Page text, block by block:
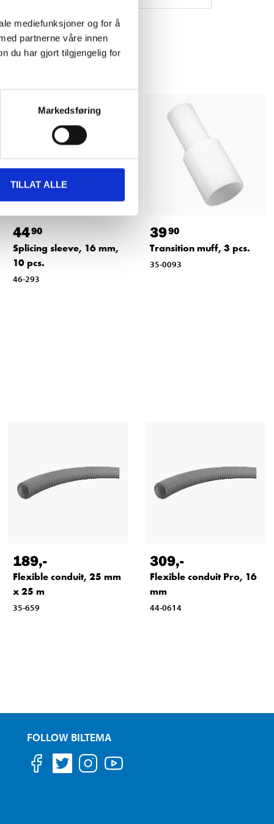
mediefunksjoner og for å
partnerne våre innen
du har gjort tilgjengelig for
Markedsføring
TILLAT ALLE
4490
Splicing sleeve, 16 mm,
10 pcs.
46-293
3990
Transition muff, 3 pcs.
35-0093
189,-
Flexible conduit, 25 mm
x 25 m
35-659
309,-
Flexible conduit Pro, 16
mm
44-0614
FOLLOW BILTEMA